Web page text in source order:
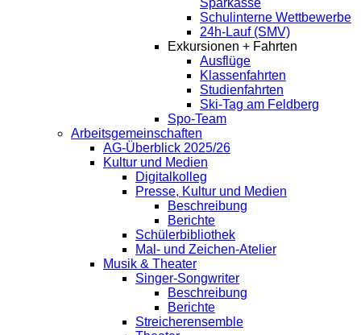
Sparkasse
Schulinterne Wettbewerbe
24h-Lauf (SMV)
Exkursionen + Fahrten
Ausflüge
Klassenfahrten
Studienfahrten
Ski-Tag am Feldberg
Spo-Team
Arbeitsgemeinschaften
AG-Überblick 2025/26
Kultur und Medien
Digitalkolleg
Presse, Kultur und Medien
Beschreibung
Berichte
Schülerbibliothek
Mal- und Zeichen-Atelier
Musik & Theater
Singer-Songwriter
Beschreibung
Berichte
Streicherensemble